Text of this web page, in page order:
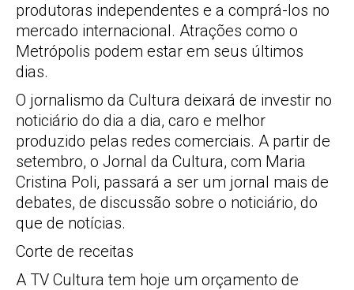
produtoras independentes e a comprá-los no
mercado internacional. Atrações como o
Metrópolis podem estar em seus últimos
dias.
O jornalismo da Cultura deixará de investir no
noticiário do dia a dia, caro e melhor
produzido pelas redes comerciais. A partir de
setembro, o Jornal da Cultura, com Maria
Cristina Poli, passará a ser um jornal mais de
debates, de discussão sobre o noticiário, do
que de notícias.
Corte de receitas
A TV Cultura tem hoje um orçamento de